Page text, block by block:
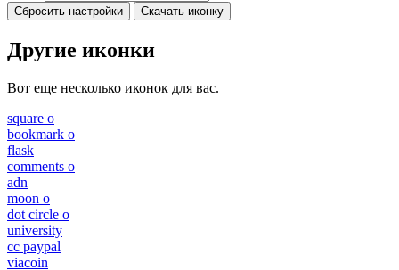
Сбросить настройки Скачать иконку
Другие иконки
Вот еще несколько иконок для вас.
square o
bookmark o
flask
comments o
adn
moon o
dot circle o
university
cc paypal
viacoin